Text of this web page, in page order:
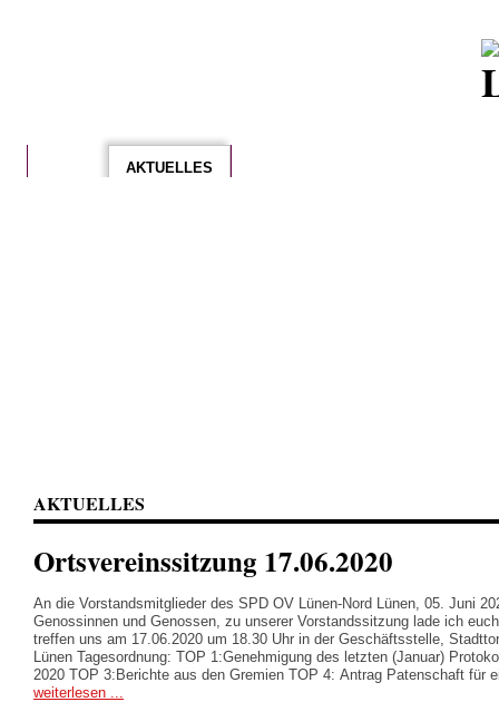
AKTUELLES
AKTUELLES
Ortsvereinssitzung 17.06.2020
An die Vorstandsmitglieder des SPD OV Lünen-Nord Lünen, 05. Juni
Genossinnen und Genossen, zu unserer Vorstandssitzung lade ich
treffen uns am 17.06.2020 um 18.30 Uhr in der Geschäftsstelle,
Lünen Tagesordnung: TOP 1:Genehmigung des letzten (Januar)
2020 TOP 3:Berichte aus den Gremien TOP 4: Antrag Patenschaft für
weiterlesen ...